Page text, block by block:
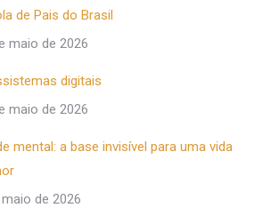
de Pais do Brasil
maio de 2026
digitais
maio de 2026
mental: a base invisível para uma vida
de 2026